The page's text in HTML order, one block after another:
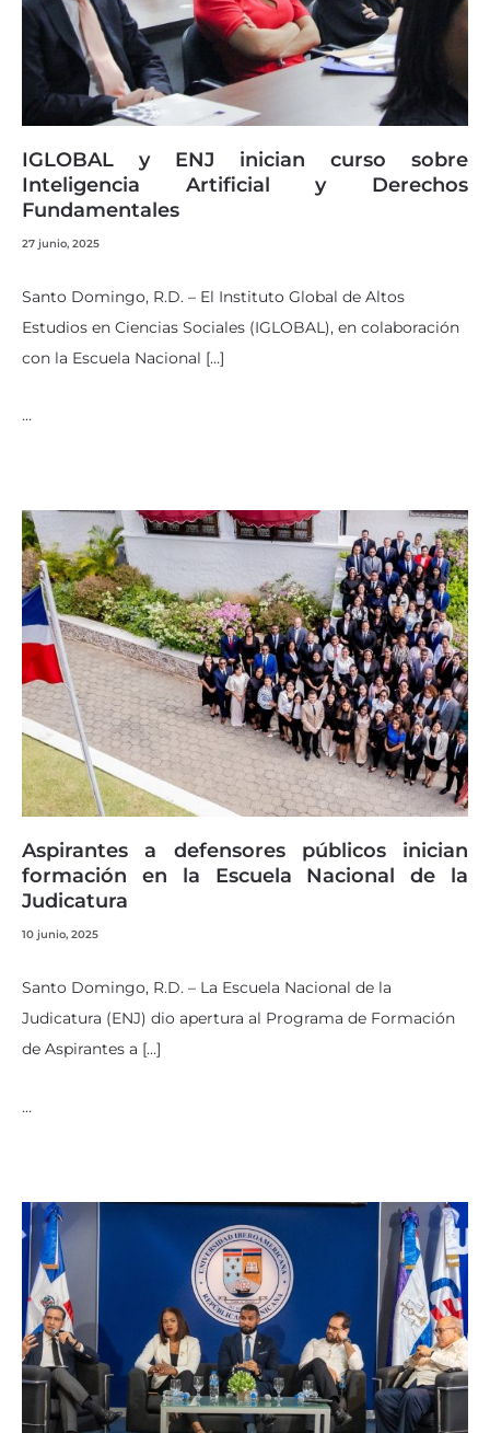
IGLOBAL y ENJ inician curso sobre
Inteligencia Artificial y Derechos
Fundamentales
27 junio, 2025
Santo Domingo, R.D. – El Instituto Global de Altos
Estudios en Ciencias Sociales (IGLOBAL), en colaboración
con la Escuela Nacional […]
…
Aspirantes a defensores públicos inician
formación en la Escuela Nacional de la
Judicatura
10 junio, 2025
Santo Domingo, R.D. – La Escuela Nacional de la
Judicatura (ENJ) dio apertura al Programa de Formación
de Aspirantes a […]
…